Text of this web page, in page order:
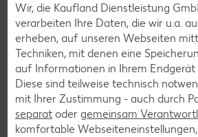
Weitere interessante
Rezeptkategorien
Burger-Rezepte
Pizza-Rezepte
Wir, die Kaufland Dienstleistung
verarbeiten Ihre Daten, die wir u.a.
erheben, auf unseren Webseiten
Techniken, mit denen eine
auf Informationen in Ihrem
Diese sind teilweise technisch
mit Ihrer Zustimmung - auch durch
separat oder gemeinsam
komfortable